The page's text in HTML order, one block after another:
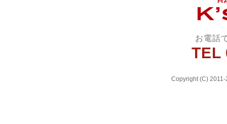
お電話
TEL
Copyright (C)